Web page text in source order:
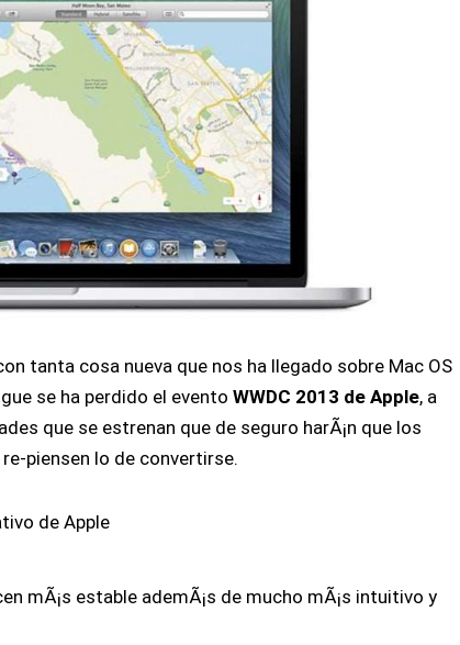
tanta cosa nueva que nos ha llegado sobre Mac OS
se ha perdido el eventoWWDC 2013 de Apple, a
que se estrenan que de seguro harÃ¡n que los
piensen lo de convertirse.
de Apple
mÃ¡s estable ademÃ¡s de mucho mÃ¡s intuitivo y